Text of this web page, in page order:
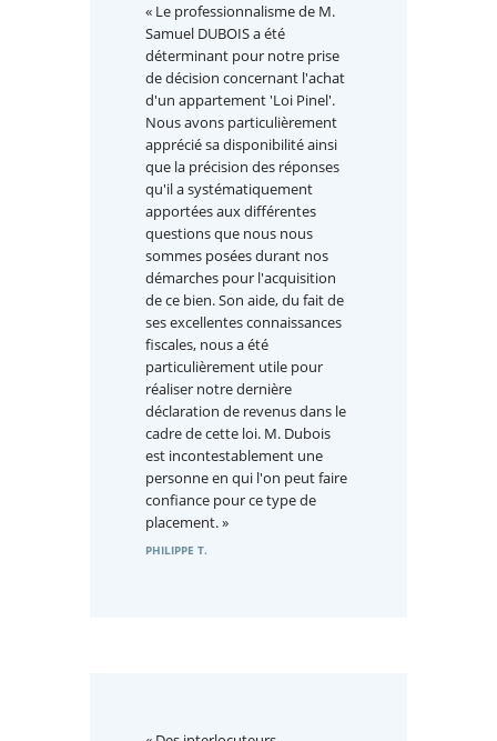
« Le professionnalisme de M.
Samuel DUBOIS a été
déterminant pour notre prise
de décision concernant l'achat
d'un appartement 'Loi Pinel'.
Nous avons particulièrement
apprécié sa disponibilité ainsi
que la précision des réponses
qu'il a systématiquement
apportées aux différentes
questions que nous nous
sommes posées durant nos
démarches pour l'acquisition
de ce bien. Son aide, du fait de
ses excellentes connaissances
fiscales, nous a été
particulièrement utile pour
réaliser notre dernière
déclaration de revenus dans le
cadre de cette loi. M. Dubois
est incontestablement une
personne en qui l'on peut faire
confiance pour ce type de
placement. »
PHILIPPE T.